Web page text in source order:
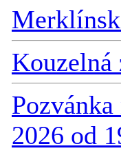
Kouzelná
2026 od